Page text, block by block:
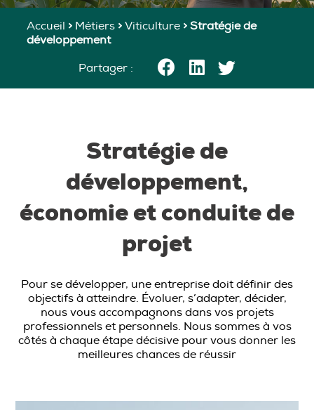
Accueil > Métiers >Viticulture >Stratégie de
développement
Partager :
Stratégie de
développement,
économie et conduite de
projet
Pour se développer, une entreprise doit définir des
objectifs à atteindre. Évoluer, s’adapter, décider,
nous vous accompagnons dans vos projets
professionnels et personnels. Nous sommes à vos
côtés à chaque étape décisive pour vous donner les
meilleures chances de réussir